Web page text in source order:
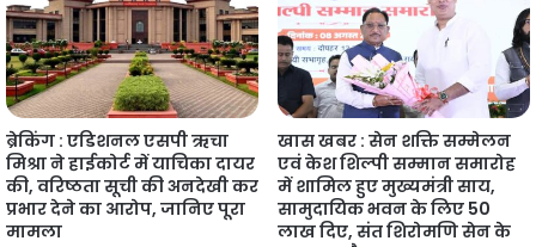
ब्रेकिंग : एडिशनल एसपी ऋचा
मिश्रा ने हाईकोर्ट में याचिका दायर
की, वरिष्ठता सूची की अनदेखी कर
प्रभार देने का आरोप, जानिए पूरा
मामला
खास खबर : सेन शक्ति सम्मेलन
एवं केश शिल्पी सम्मान समारोह
में शामिल हुए मुख्यमंत्री साय,
सामुदायिक भवन के लिए 50
लाख दिए, संत शिरोमणि सेन के